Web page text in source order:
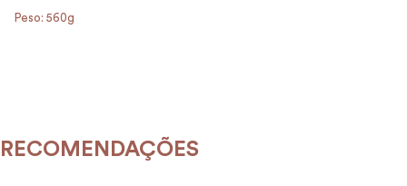
Peso: 560g
RECOMENDAÇÕES